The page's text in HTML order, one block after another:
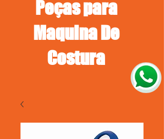
Peças para
Maquina De
Costura